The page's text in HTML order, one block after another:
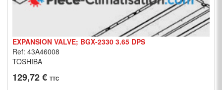
EXPANSION VALVE; BGX-2330 3.65 DPS
Ref: 43A46008
TOSHIBA
129,72 € TTC